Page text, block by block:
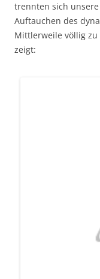
trennten sich
Auftauchen des
Mittlerweile völlig zu
zeigt: